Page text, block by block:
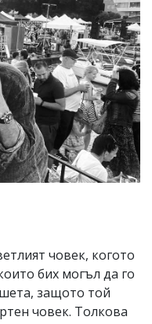
човек, когото
бих могъл да го
защото той
човек. Толкова